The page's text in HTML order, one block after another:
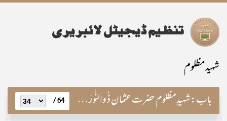
شہید مظلوم
باب:شہیدِمظلوم حضرت عثمان ذ ُوالنُّورَین رضی اللہ عنہ 64 /